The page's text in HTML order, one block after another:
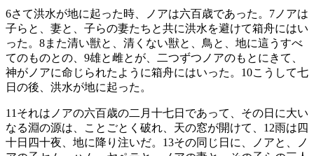
6さて洪水が地に起った時、ノアは六百歳であった。 7 ノアは
子らと、妻と、子らの妻たちと共に洪水を避けて箱舟にはい
った。 8また清い獣と、清くない獣と、鳥と、地に這うすべ
てのものとの、 9雄と雌とが、二つずつノアのもとにきて、
神がノアに命じられたように箱舟にはいった。 10こうして七
日の後、洪水が地に起った。
11 それはノアの六百歳の二月十七日であって、その日に大い
なる淵の源は、ことごとく破れ、天の窓が開けて、 12雨は四
十日四十夜、地に降り注いだ。 13その同じ日に、ノアと、ノ